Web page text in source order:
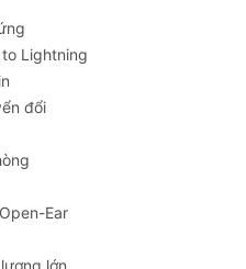
to Lightning
đổi
Ear
lớn